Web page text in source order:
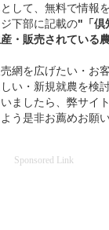
して、無料で情報
下部に記載の"「倶
・販売されている
網を広げたい・お
い・新規就農を検
ましたら、弊サイ
う是非お薦めお願
Sponsored Link